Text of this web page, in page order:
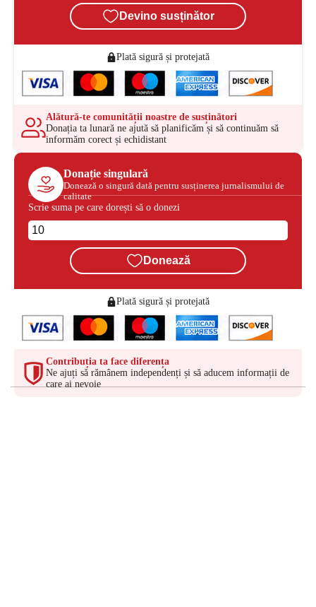
Devino susținător
Plată sigură și protejată
Alătură-te comunității noastre de susținători
Donația ta lunară ne ajută să planificăm și să continuăm să
informăm corect și echidistant
Donație singulară
Donează o singură dată pentru susținerea jurnalismului de
calitate
Scrie suma pe care dorești să o donezi
Donează
Plată sigură și protejată
Contribuția ta face diferența
Ne ajuți să rămânem independenți și să aducem informații de
care ai nevoie